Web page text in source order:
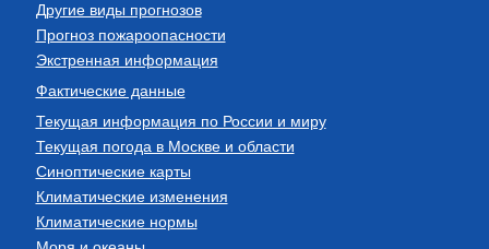
Другие виды прогнозов
Прогноз пожароопасности
Экстренная информация
Фактические данные
Текущая информация по России и миру
Текущая погода в Москве и области
Синоптические карты
Климатические изменения
Климатические нормы